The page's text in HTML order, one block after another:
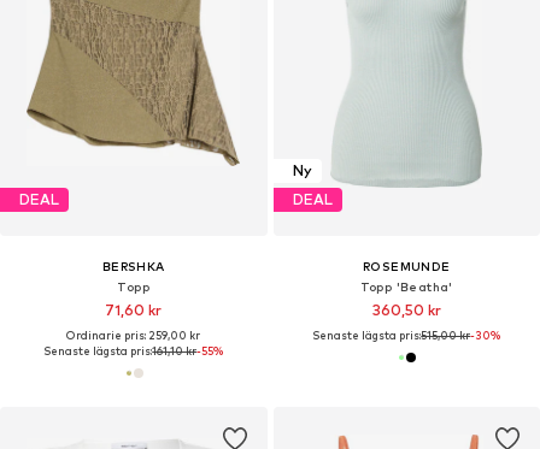
DEAL
BERSHKA
Topp
71,60 kr
Ordinarie pris: 259,00 kr
Senaste lägsta pris:161,10 kr-55%
Ny
DEAL
ROSEMUNDE
Topp 'Beatha'
360,50 kr
Senaste lägsta pris:515,00 kr-30%